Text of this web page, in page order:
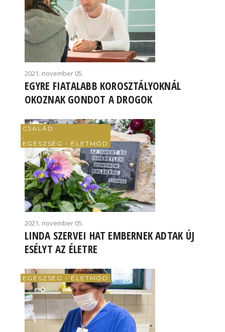
2021. november 05.
EGYRE FIATALABB KOROSZTÁLYOKNÁL
OKOZNAK GONDOT A DROGOK
CSALÁD
,
EGÉSZSÉG - ÉLETMÓD
2021. november 05.
LINDA SZERVEI HAT EMBERNEK ADTAK ÚJ
ESÉLYT AZ ÉLETRE
EGÉSZSÉG - ÉLETMÓD